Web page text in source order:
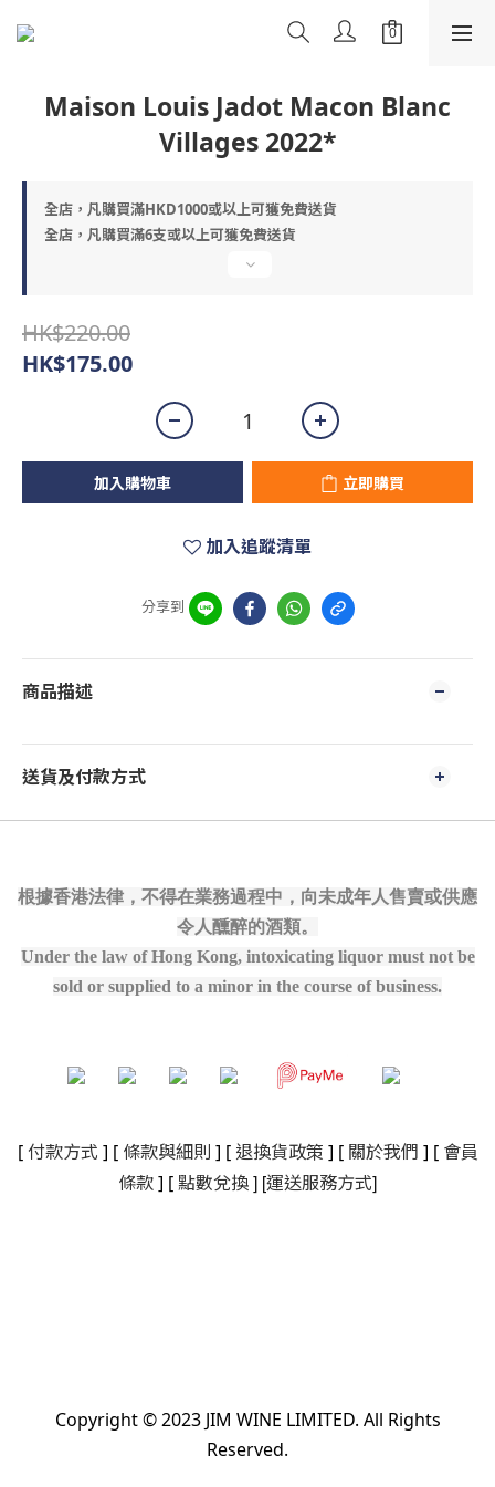
Maison Louis Jadot Macon Blanc
Villages 2022*
全店，凡購買滿HKD1000或以上可獲免費送貨
全店，凡購買滿6支或以上可獲免費送貨
HK$220.00
HK$175.00
加入購物車 立即購買
加入追蹤清單
分享到
商品描述
送貨及付款方式
根據香港法律，不得在業務過程中，向未成年人售賣或供應
令人醺醉的酒類。
Under the law of Hong Kong, intoxicating liquor must not be
sold or supplied to a minor in the course of business.
[ 付款方式 ] [ 條款與細則 ] [ 退換貨政策 ] [ 關於我們 ] [ 會員
條款] [點數兌換] [運送服務方式]
Copyright © 2023 JIM WINE LIMITED. All Rights
Reserved.